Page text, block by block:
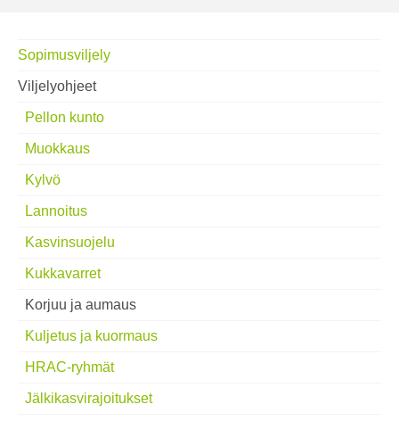
Sopimusviljely
Viljelyohjeet
Pellon kunto
Muokkaus
Kylvö
Lannoitus
Kasvinsuojelu
Kukkavarret
Korjuu ja aumaus
Kuljetus ja kuormaus
HRAC-ryhmät
Jälkikasvirajoitukset